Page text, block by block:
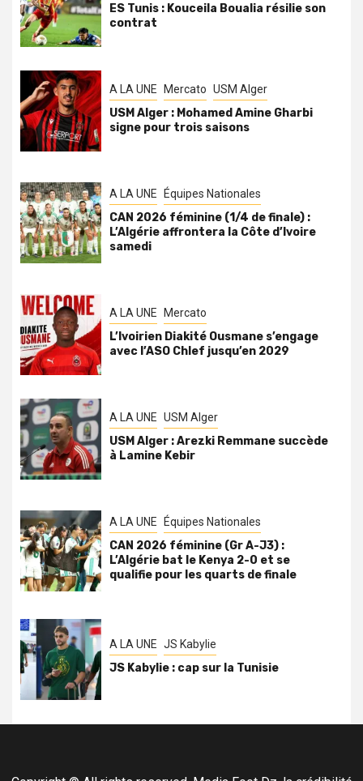
ES Tunis : Kouceila Boualia résilie son
contrat
A LA UNE Mercato USM Alger
USM Alger : Mohamed Amine Gharbi
signe pour trois saisons
A LA UNE Équipes Nationales
CAN 2026 féminine (1/4 de finale) :
L’Algérie affrontera la Côte d’Ivoire
samedi
A LA UNE Mercato
L’Ivoirien Diakité Ousmane s’engage
avec l’ASO Chlef jusqu’en 2029
A LA UNE USM Alger
USM Alger : Arezki Remmane succède
à Lamine Kebir
A LA UNE Équipes Nationales
CAN 2026 féminine (Gr A-J3) :
L’Algérie bat le Kenya 2-0 et se
qualifie pour les quarts de finale
A LA UNE JS Kabylie
JS Kabylie : cap sur la Tunisie